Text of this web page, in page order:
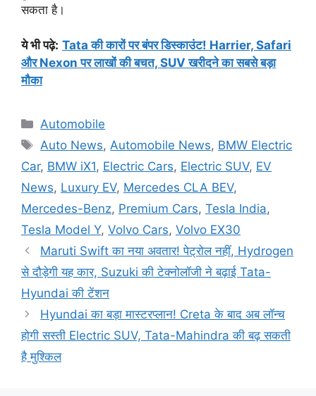
सकता है।
ये भी पढ़े: Tata की कारों पर बंपर डिस्काउंट! Harrier, Safari
और Nexon पर लाखों की बचत, SUV खरीदने का सबसे बड़ा
मौका
Categories
Automobile
Tags
Auto News,Automobile News, BMW Electric
Car, BMW iX1, Electric Cars, Electric SUV, EV
News, Luxury EV, Mercedes CLA BEV,
Mercedes-Benz, Premium Cars, Tesla India,
Tesla Model Y, Volvo Cars, Volvo EX30
Maruti Swift का नया अवतार! पेट्रोल नहीं, Hydrogen
से दौड़ेगी यह कार, Suzuki की टेक्नोलॉजी ने बढ़ाई Tata-
Hyundai की टेंशन
Hyundai का बड़ा मास्टरप्लान! Creta के बाद अब लॉन्च
होगी सस्ती Electric SUV, Tata-Mahindra की बढ़ सकती
है मुश्किल